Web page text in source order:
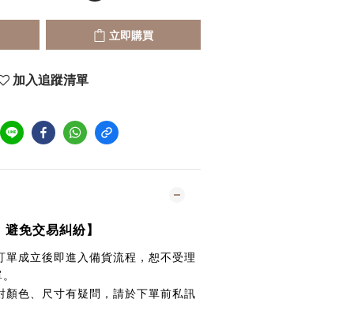
立即購買
加入追蹤清單
免交易糾紛】
單成立後即進入備貨流程，恕不受理
顏色、尺寸有疑問，請於下單前私訊